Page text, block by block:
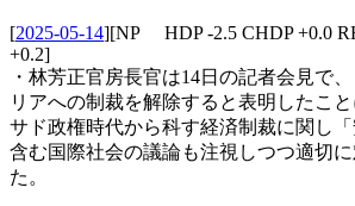
[2025-05-14][NP HDP -2.5 CHDP +0.0
+0.2]
・林芳正官房長官は14日の記者会見で
リアへの制裁を解除すると表明したこ
サド政権時代から科す経済制裁に関し
含む国際社会の議論も注視しつつ適切
た。